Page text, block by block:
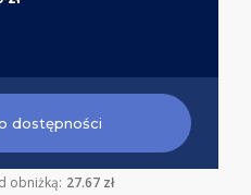
dostępności
obniżką: 27.67 zł